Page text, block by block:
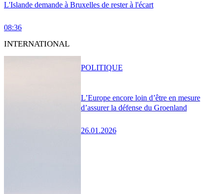
L'Islande demande à Bruxelles de rester à l'écart
08:36
INTERNATIONAL
L’Europe encore loin d’être en mesure
d’assurer la défense du Groenland
26.01.2026
POLITIQUE